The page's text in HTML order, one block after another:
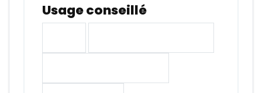
Usage conseillé